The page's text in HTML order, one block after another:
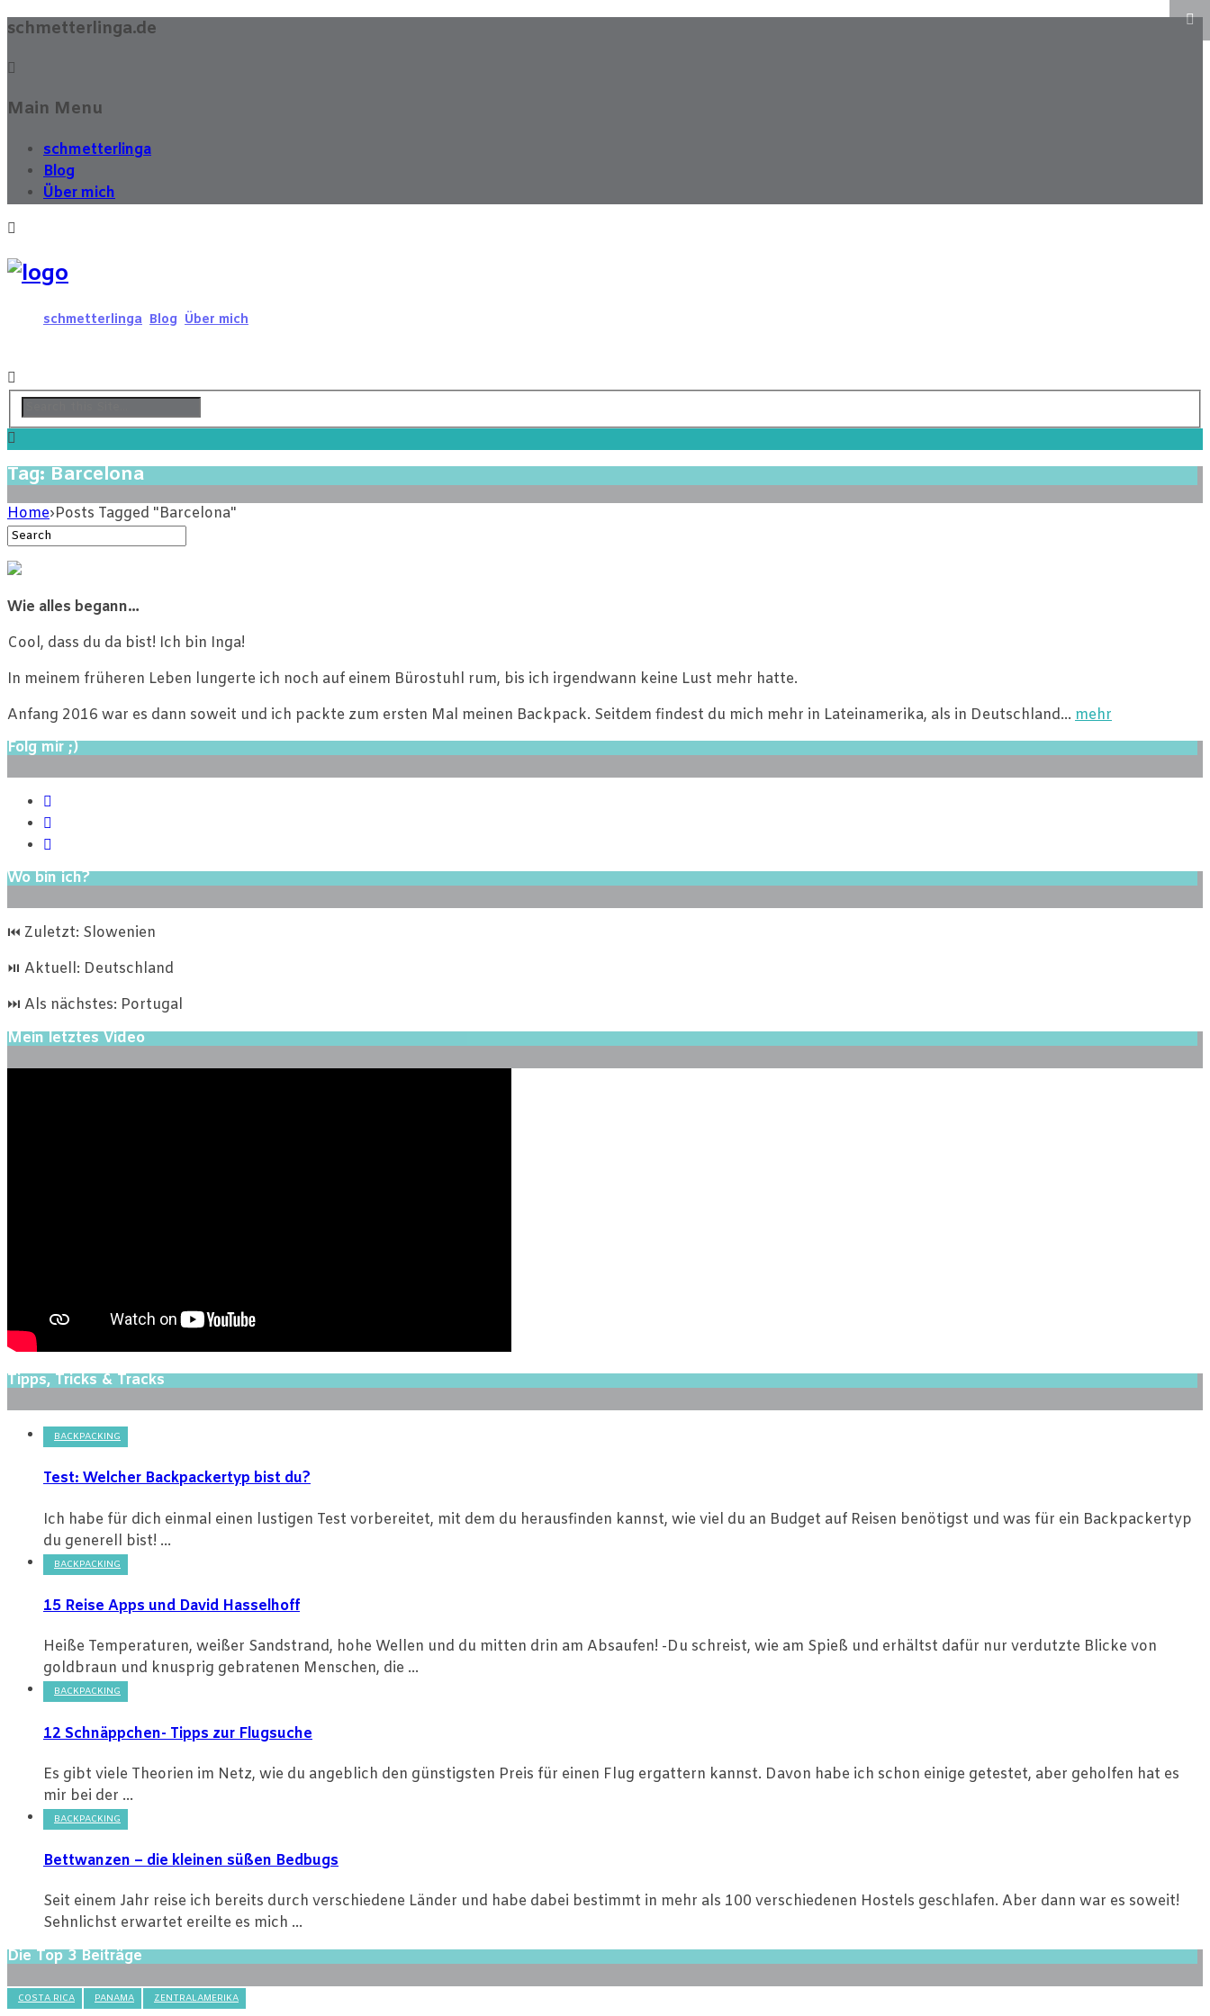
schmetterlinga.de
Main Menu
schmetterlinga
Blog
Über mich
schmetterlinga Blog Über mich
Tag: Barcelona
Home›Posts Tagged "Barcelona"
Wie alles begann…
Cool, dass du da bist! Ich bin Inga!
In meinem früheren Leben lungerte ich noch auf einem Bürostuhl rum, bis ich irgendwann keine Lust mehr hatte.
Anfang 2016 war es dann soweit und ich packte zum ersten Mal meinen Backpack. Seitdem findest du mich mehr in Lateinamerika, als in Deutschland… mehr
Folg mir ;)
Wo bin ich?
⏮ Zuletzt: Slowenien
⏯ Aktuell: Deutschland
⏭ Als nächstes: Portugal
Mein letztes Video
Tipps, Tricks & Tracks
BACKPACKING
Test: Welcher Backpackertyp bist du?
Ich habe für dich einmal einen lustigen Test vorbereitet, mit dem du herausfinden kannst, wie viel du an Budget auf Reisen benötigst und was für ein Backpackertyp
du generell bist! ...
BACKPACKING
15 Reise Apps und David Hasselhoff
Heiße Temperaturen, weißer Sandstrand, hohe Wellen und du mitten drin am Absaufen! -Du schreist, wie am Spieß und erhältst dafür nur verdutzte Blicke von
goldbraun und knusprig gebratenen Menschen, die ...
BACKPACKING
12 Schnäppchen- Tipps zur Flugsuche
Es gibt viele Theorien im Netz, wie du angeblich den günstigsten Preis für einen Flug ergattern kannst. Davon habe ich schon einige getestet, aber geholfen hat es
mir bei der ...
BACKPACKING
Bettwanzen – die kleinen süßen Bedbugs
Seit einem Jahr reise ich bereits durch verschiedene Länder und habe dabei bestimmt in mehr als 100 verschiedenen Hostels geschlafen. Aber dann war es soweit!
Sehnlichst erwartet ereilte es mich ...
Die Top 3 Beiträge
COSTA RICA PANAMA ZENTRALAMERIKA